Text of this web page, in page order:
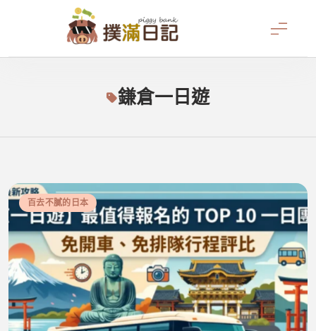
撲滿日記
鎌倉一日遊
百去不膩的日本